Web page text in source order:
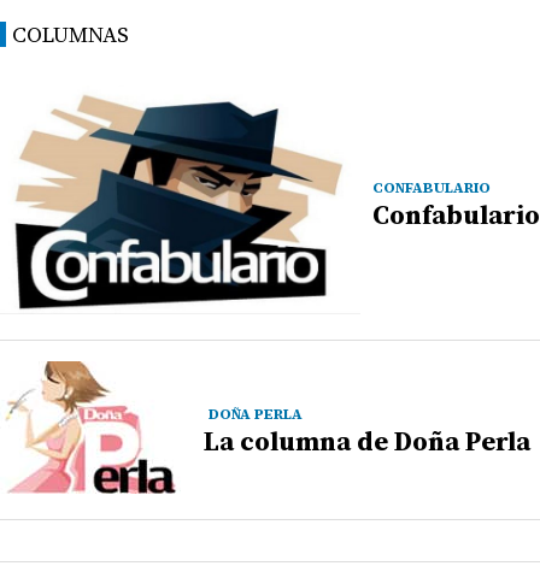
COLUMNAS
CONFABULARIO
Confabulario
DOÑA PERLA
La columna de Doña Perla